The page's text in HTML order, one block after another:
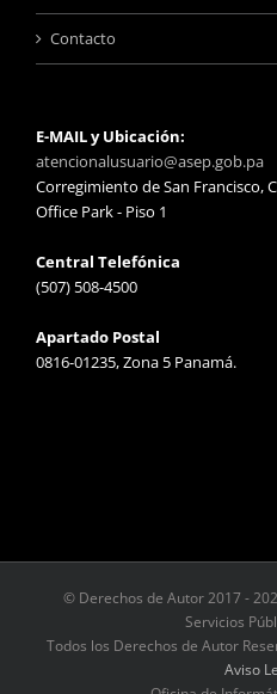
Contacto
E-MAIL y Ubicación:
atencionalusuario@asep.gob.pa
Corregimiento de San Francisco,
Office Park - Piso 1
Central Telefónica
(507) 508-4500
Apartado Postal
0816-01235, Zona 5 Panamá.
© Derechos de Autor 2017 -
Servicios
Todos los Derechos de Autor
Aviso